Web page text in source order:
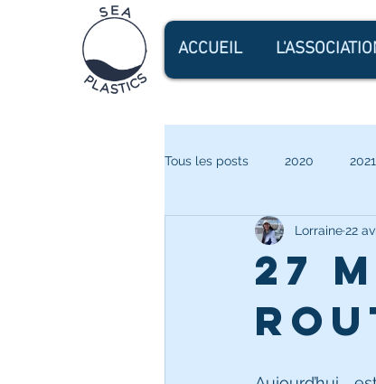
ACCUEIL
Tous les posts 2020 2021
27
Lorraine22